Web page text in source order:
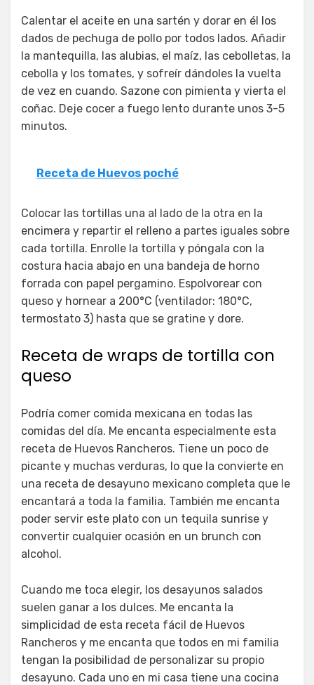
Calentar el aceite en una sartén y dorar en él los
dados de pechuga de pollo por todos lados. Añadir
la mantequilla, las alubias, el maíz, las cebolletas, la
cebolla y los tomates, y sofreír dándoles la vuelta
de vez en cuando. Sazone con pimienta y vierta el
coñac. Deje cocer a fuego lento durante unos 3-5
minutos.
Receta de Huevos poché
Colocar las tortillas una al lado de la otra en la
encimera y repartir el relleno a partes iguales sobre
cada tortilla. Enrolle la tortilla y póngala con la
costura hacia abajo en una bandeja de horno
forrada con papel pergamino. Espolvorear con
queso y hornear a 200°C (ventilador: 180°C,
termostato 3) hasta que se gratine y dore.
Receta de wraps de tortilla con
queso
Podría comer comida mexicana en todas las
comidas del día. Me encanta especialmente esta
receta de Huevos Rancheros. Tiene un poco de
picante y muchas verduras, lo que la convierte en
una receta de desayuno mexicano completa que le
encantará a toda la familia. También me encanta
poder servir este plato con un tequila sunrise y
convertir cualquier ocasión en un brunch con
alcohol.
Cuando me toca elegir, los desayunos salados
suelen ganar a los dulces. Me encanta la
simplicidad de esta receta fácil de Huevos
Rancheros y me encanta que todos en mi familia
tengan la posibilidad de personalizar su propio
desayuno. Cada uno en mi casa tiene una cocina